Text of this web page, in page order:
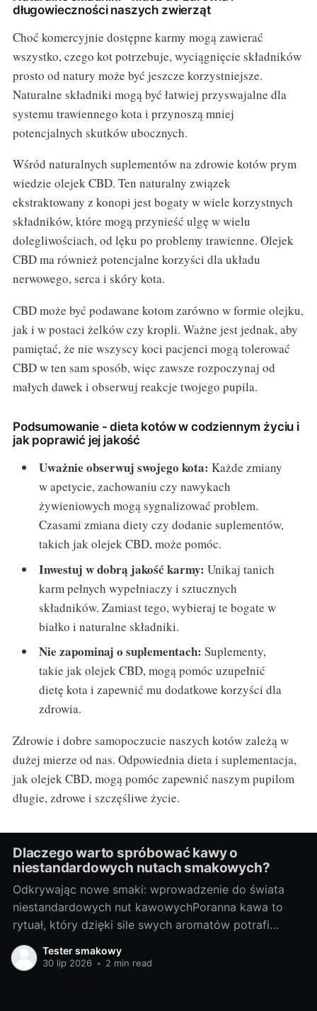
długowieczności naszych zwierząt
Choć komercyjnie dostępne karmy mogą zawierać
wszystko, czego kot potrzebuje, wyciągnięcie składników
prosto od natury może być jeszcze korzystniejsze.
Naturalne składniki mogą być łatwiej przyswajalne dla
systemu trawiennego kota i przynoszą mniej
potencjalnych skutków ubocznych.
Wśród naturalnych suplementów na zdrowie kotów prym
wiedzie olejek CBD. Ten naturalny związek
ekstraktowany z konopi jest bogaty w wiele korzystnych
składników, które mogą przynieść ulgę w wielu
dolegliwościach, od lęku po problemy trawienne. Olejek
CBD ma również potencjalne korzyści dla układu
nerwowego, serca i skóry kota.
CBD może być podawane kotom zarówno w formie olejku,
jak i w postaci żelków czy kropli. Ważne jest jednak, aby
pamiętać, że nie wszyscy koci pacjenci mogą tolerować
CBD w ten sam sposób, więc zawsze rozpoczynaj od
małych dawek i obserwuj reakcje twojego pupila.
Podsumowanie - dieta kotów w codziennym życiu i
jak poprawić jej jakość
Uważnie obserwuj swojego kota: Każde zmiany
w apetycie, zachowaniu czy nawykach
żywieniowych mogą sygnalizować problem.
Czasami zmiana diety czy dodanie suplementów,
takich jak olejek CBD, może pomóc.
Inwestuj w dobrą jakość karmy: Unikaj tanich
karm pełnych wypełniaczy i sztucznych
składników. Zamiast tego, wybieraj te bogate w
białko i naturalne składniki.
Nie zapominaj o suplementach: Suplementy,
takie jak olejek CBD, mogą pomóc uzupełnić
dietę kota i zapewnić mu dodatkowe korzyści dla
zdrowia.
Zdrowie i dobre samopoczucie naszych kotów zależą w
dużej mierze od nas. Odpowiednia dieta i suplementacja,
jak olejek CBD, mogą pomóc zapewnić naszym pupilom
długie, zdrowe i szczęśliwe życie.
Dlaczego warto spróbować kawy o
niestandardowych nutach smakowych?
Odkrywając nowe smaki: wprowadzenie do świata
niestandardowych nut kawowychPoranna kawa to
rytuał, który dzięki sile swych aromatów potrafi
rozbudzić nas do życia. Większość z nas nie
wyobraża sobie startu dnia bez filiżanki pachnącego
Tester smakowy
30 lip 2026 • 2 min read